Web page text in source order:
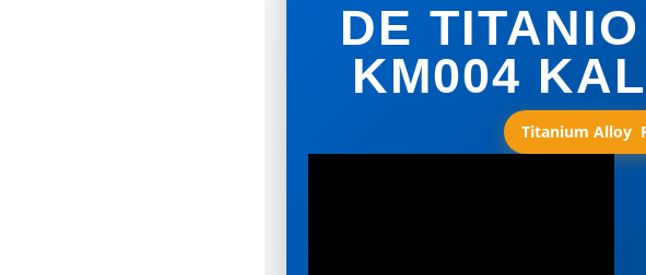
DE
KM004
Titanium Alloy 